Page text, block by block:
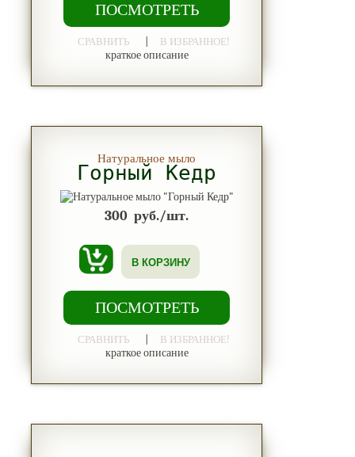
ПОСМОТРЕТЬ
СРАВНИТЬ В ИЗБРАННОЕ!
краткое описание
Натуральное мыло
Горный Кедр
300 руб./шт.
В КОРЗИНУ
ПОСМОТРЕТЬ
СРАВНИТЬ В ИЗБРАННОЕ!
краткое описание